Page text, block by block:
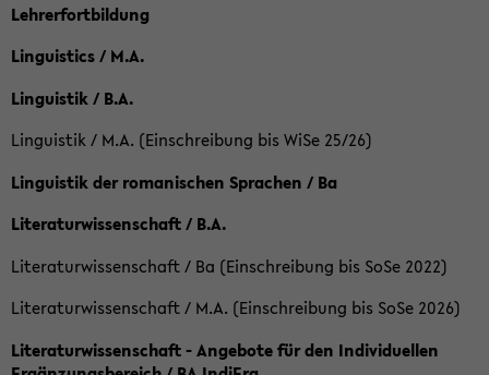
Lehrerfortbildung
Linguistics / M.A.
Linguistik / B.A.
Linguistik / M.A. (Einschreibung bis WiSe 25/26)
Linguistik der romanischen Sprachen / Ba
Literaturwissenschaft / B.A.
Literaturwissenschaft / Ba (Einschreibung bis SoSe 2022)
Literaturwissenschaft / M.A. (Einschreibung bis SoSe 2026)
Literaturwissenschaft - Angebote für den Individuellen